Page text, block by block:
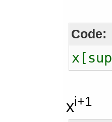
Code:
xi+1